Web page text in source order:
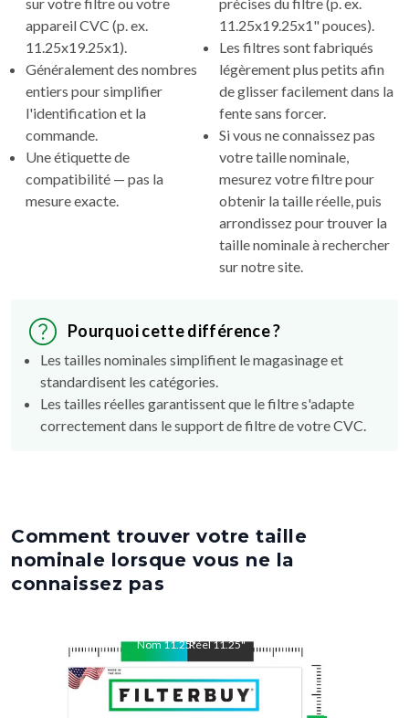
appareil CVC (p. ex.
11.25x19.25x1).
Généralement des nombres
entiers pour simplifier
l'identification et la
commande.
Une étiquette de
compatibilité — pas la
mesure exacte.
11.25x19.25x1" pouces).
Les filtres sont fabriqués
légèrement plus petits afin
de glisser facilement dans la
fente sans forcer.
Si vous ne connaissez pas
votre taille nominale,
mesurez votre filtre pour
obtenir la taille réelle, puis
arrondissez pour trouver la
taille nominale à rechercher
sur notre site.
Pourquoi cette différence ?
Les tailles nominales simplifient le magasinage et
standardisent les catégories.
Les tailles réelles garantissent que le filtre s'adapte
correctement dans le support de filtre de votre CVC.
Comment trouver votre taille
nominale lorsque vous ne la
connaissez pas
Nom11.25"
Réel11.25"
Nom